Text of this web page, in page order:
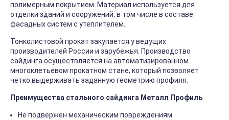
полимерным покрытием. Материал используется для
отделки зданий и сооружений, в том числе в составе
фасадных систем с утеплителем.
Тонколистовой прокат закупается у ведущих
производителей России и зарубежья. Производство
сайдинга осуществляется на автоматизированном
многоклетьевом прокатном стане, который позволяет
четко выдерживать заданную геометрию профиля.
Преимущества стального сайдинга Металл Профиль
Не подвержен механическим повреждениям